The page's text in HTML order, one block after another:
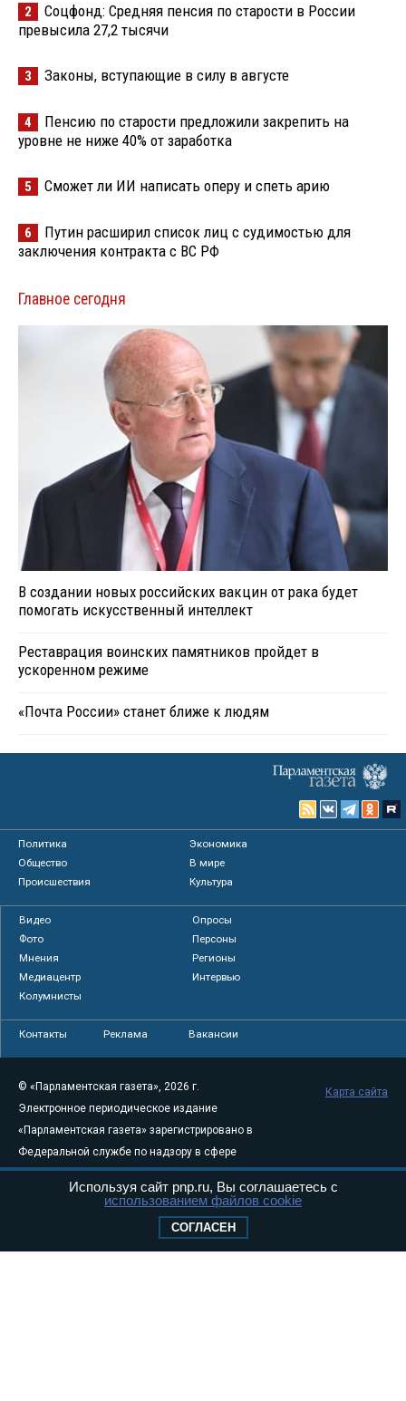
2
Соцфонд: Средняя пенсия по старости в России
превысила 27,2 тысячи
3 Законы, вступающие в силу в августе
4
Пенсию по старости предложили закрепить на
уровне не ниже 40% от заработка
5 Сможет ли ИИ написать оперу и спеть арию
6
Путин расширил список лиц с судимостью для
заключения контракта с ВС РФ
Главное сегодня
В создании новых российских вакцин от рака будет
помогать искусственный интеллект
Реставрация воинских памятников пройдет в
ускоренном режиме
«Почта России» станет ближе к людям
Политика
Экономика
Общество
В мире
Происшествия
Культура
Видео
Опросы
Фото
Персоны
Мнения
Регионы
Медиацентр
Интервью
Колумнисты
Контакты Реклама Вакансии
© «Парламентская газета», 2026 г.
Электронное периодическое издание
«Парламентская газета» зарегистрировано в
Федеральной службе по надзору в сфере
связи, информационных технологий и
массовых коммуникаций (Роскомнадзор) 05
Свидетельство о регистрации Эл № ФС77-
Карта сайта
Используя сайт pnp.ru, Вы соглашаетесь с
использованием файлов cookie
СОГЛАСЕН